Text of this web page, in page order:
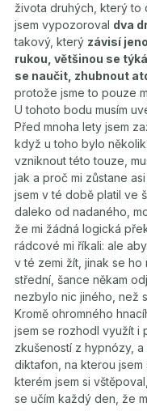
života druhých, který to
jsem vypozoroval dva
takový, který závisí
rukou, většinou se
se naučit, zhubnout
protože jsme to pouze
U tohoto bodu musím
Před mnoha lety jsem
když u toho bylo
vzniknout této touze,
jak a proč mi zůstane
jsem v té době platil ve
daleko od nadaného,
že mi žádná logická
rádcové mi říkali: ale
v té zemi žít, jinak se
střední, šance někam
nezbylo nic jiného, než
Kromě ohromného
jsem se rozhodl využít i
zkušeností z hypnózy,
diktafon, na kterou jsem
kterém jsem si
se učím každý den, že